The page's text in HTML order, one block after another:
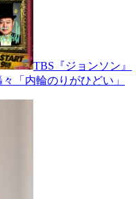
TBS『ジョンソン』
「内輪のりがひどい」